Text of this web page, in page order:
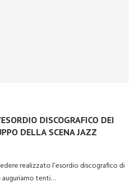
DISCOGRAFICO DEI
DELLA SCENA JAZZ
realizzato l’esordio discografico di
auguriamo tenti…